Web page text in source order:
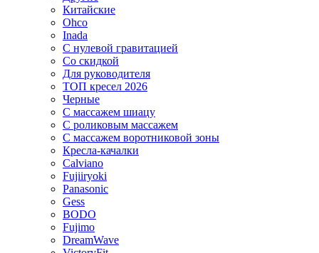
Китайские
Ohco
Inada
С нулевой гравитацией
Со скидкой
Для руководителя
ТОП кресел 2026
Черные
С массажем шиацу
С роликовым массажем
С массажем воротниковой зоны
Кресла-качалки
Calviano
Fujiiryoki
Panasonic
Gess
BODO
Fujimo
DreamWave